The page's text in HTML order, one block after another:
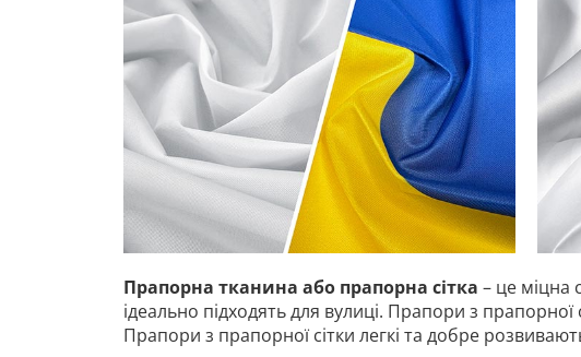
Прапорна тканина або прапорна сітка – це міцна
ідеально підходять для вулиці. Прапори з
Прапори з прапорної сітки легкі та добре